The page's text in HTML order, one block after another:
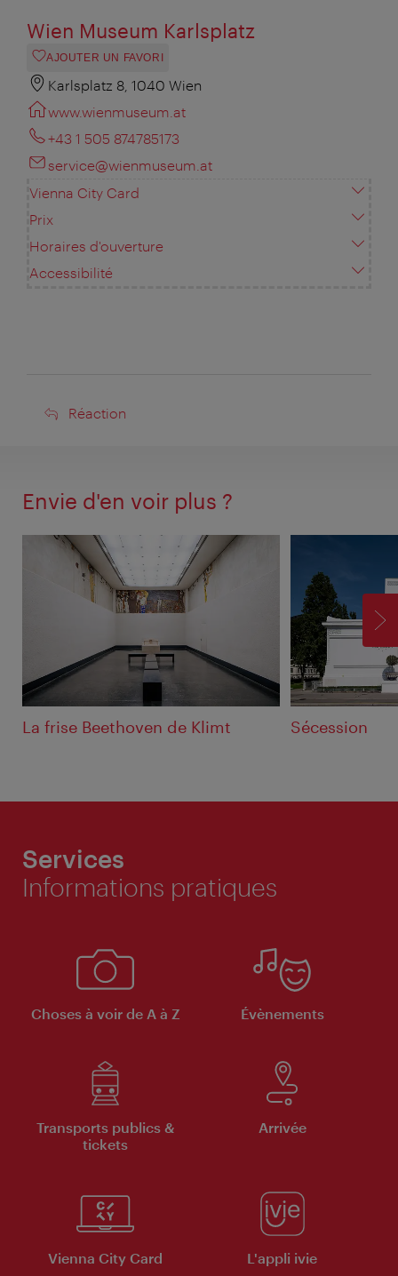
Wien Museum Karlsplatz
AJOUTER UN FAVORI
Karlsplatz 8, 1040 Wien
www.wienmuseum.at
+43 1 505 874785173
service@wienmuseum.at
Vienna City Card
Prix
Horaires d'ouverture
Accessibilité
Réaction
Réaction
Envie d'en voir plus ?
La frise Beethoven de Klimt Sécession
Services
Informations pratiques
Choses à voir de A à Z Évènements
Transports publics &
tickets
Arrivée
Vienna City Card L'appli ivie